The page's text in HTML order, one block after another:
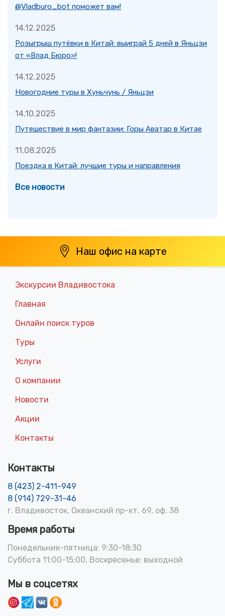
@Vladburo_bot поможет вам!
14.12.2025
Розыгрыш путёвки в Китай: выиграй 5 дней в Яньцзи
от «Влад Бюро»!
14.12.2025
Новогодние туры в Хуньчунь / Яньцзи
14.10.2025
Путешествие в мир фантазии: Горы Аватар в Китае
11.08.2025
Поездка в Китай: лучшие туры и направления
Все новости
Наш офис на карте
Экскурсии Владивостока
Главная
Онлайн поиск туров
Туры
Услуги
О компании
Новости
Акции
Контакты
Контакты
8 (423) 2-411-949
8 (914) 729-31-46
г. Владивосток, Океанский пр-кт, 69, оф. 38
Время работы
Понедельник-пятница: 9:30-18:30
Суббота 11:00-15:00, Воскресенье: выходной
Мы в соцсетях